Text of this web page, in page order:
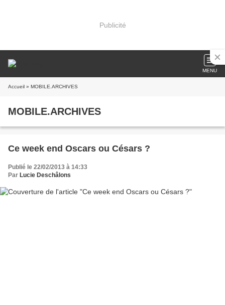
Publicité
MENU
Accueil » MOBILE.ARCHIVES
MOBILE.ARCHIVES
Ce week end Oscars ou Césars ?
Publié le 22/02/2013 à 14:33
Par Lucie Deschâlons